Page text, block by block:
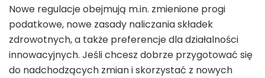
Nowe regulacje obejmują m.in. zmienione progi
podatkowe, nowe zasady naliczania składek
zdrowotnych, a także preferencje dla działalności
innowacyjnych. Jeśli chcesz dobrze przygotować się
do nadchodzących zmian i skorzystać z nowych